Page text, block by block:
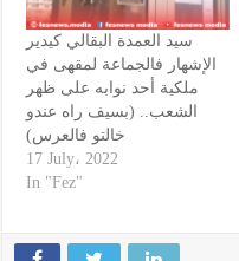
سيد العمدة البقالي كيدير
الإشهار فالجماعة لمقهى في
ملكية أحد نوابه على ظهر
الشعب.. (بسيف راه عندو
خالتو فالعرس)
17 July، 2022
In "Fez"